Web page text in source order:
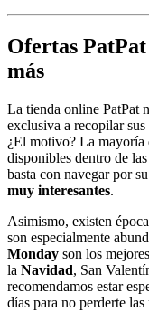
Ofertas
más
La tienda online PatPat
exclusiva a recopilar
¿El motivo? La mayoría
disponibles dentro de
basta con navegar por
muy interesantes.
Asimismo, existen
son especialmente
Monday son los
la Navidad, San
recomendamos estar
días para no perderte